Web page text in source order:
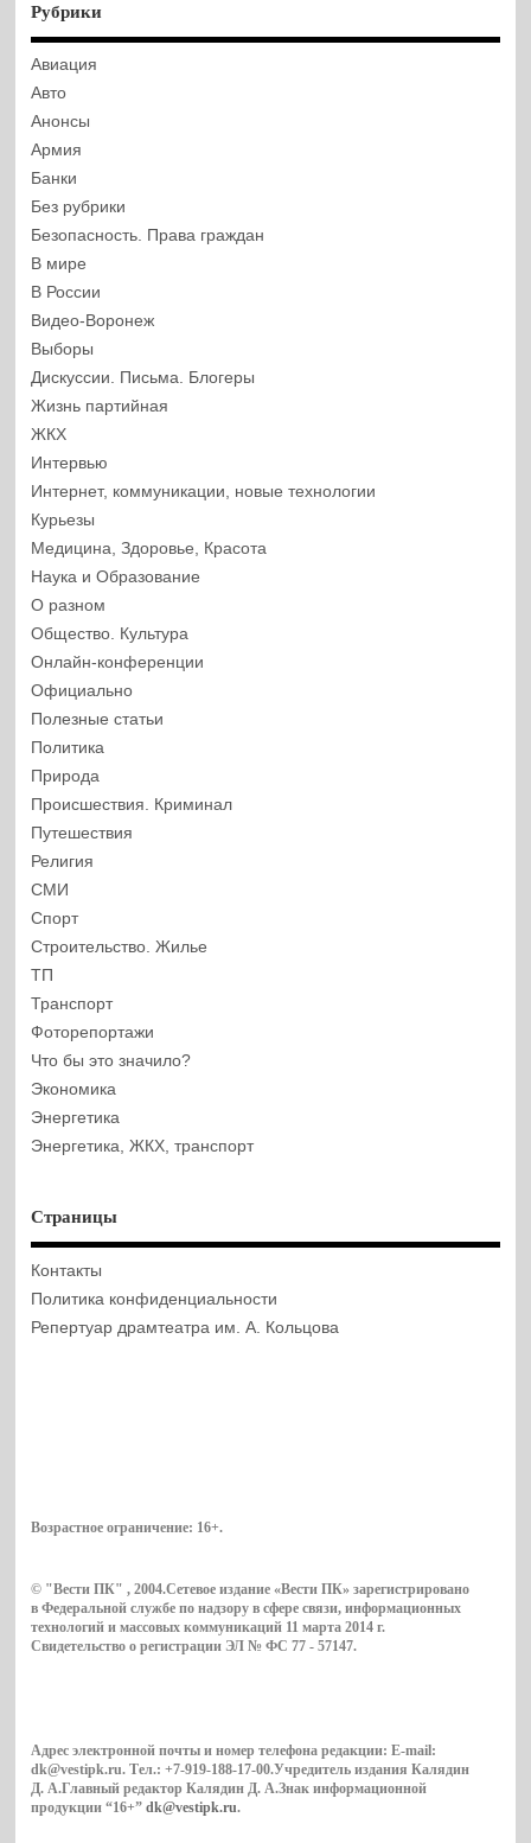
Рубрики
Авиация
Авто
Анонсы
Армия
Банки
Без рубрики
Безопасность. Права граждан
В мире
В России
Видео-Воронеж
Выборы
Дискуссии. Письма. Блогеры
Жизнь партийная
ЖКХ
Интервью
Интернет, коммуникации, новые технологии
Курьезы
Медицина, Здоровье, Красота
Наука и Образование
О разном
Общество. Культура
Онлайн-конференции
Официально
Полезные статьи
Политика
Природа
Происшествия. Криминал
Путешествия
Религия
СМИ
Спорт
Строительство. Жилье
ТП
Транспорт
Фоторепортажи
Что бы это значило?
Экономика
Энергетика
Энергетика, ЖКХ, транспорт
Страницы
Контакты
Политика конфиденциальности
Репертуар драмтеатра им. А. Кольцова
Возрастное ограничение: 16+.
© "Вести ПК" , 2004.Сетевое издание «Вести ПК» зарегистрировано
в Федеральной службе по надзору в сфере связи, информационных
технологий и массовых коммуникаций 11 марта 2014 г.
Свидетельство о регистрации ЭЛ № ФС 77 - 57147.
Адрес электронной почты и номер телефона редакции: E-mail:
dk@vestipk.ru. Тел.: +7-919-188-17-00.Учредитель издания Калядин
Д. А.Главный редактор Калядин Д. А.Знак информационной
продукции “16+”dk@vestipk.ru.